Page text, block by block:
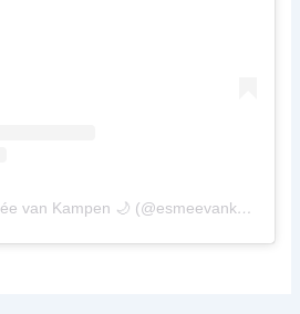
A post shared by Esmée van Kampen 🌙 (@esmeevankampen)